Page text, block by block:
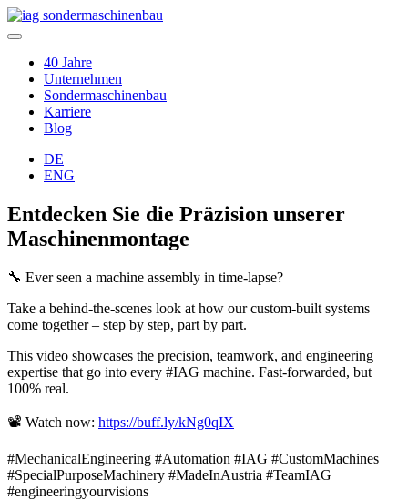
40 Jahre
Unternehmen
Sondermaschinenbau
Karriere
Blog
DE
ENG
Entdecken Sie die Präzision unserer
Maschinenmontage
🔧 Ever seen a machine assembly in time-lapse?
Take a behind-the-scenes look at how our custom-built systems
come together – step by step, part by part.
This video showcases the precision, teamwork, and engineering
expertise that go into every #IAG machine. Fast-forwarded, but
100% real.
📽 Watch now: https://buff.ly/kNg0qIX
#MechanicalEngineering #Automation #IAG #CustomMachines
#SpecialPurposeMachinery #MadeInAustria #TeamIAG
#engineeringyourvisions